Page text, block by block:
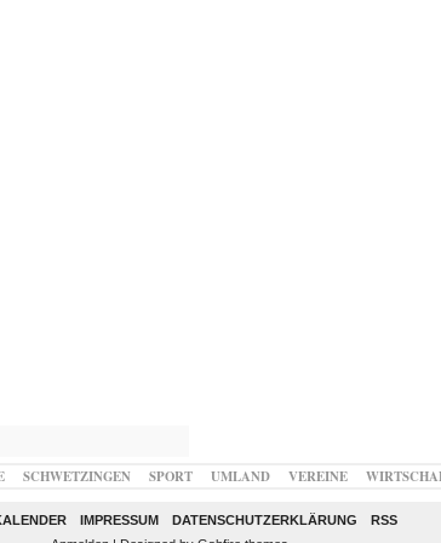
SCHWETZINGEN SPORT UMLAND VEREINE
IMPRESSUM DATENSCHUTZERKLÄRUNG
RSS